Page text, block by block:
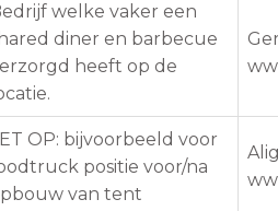
welke vaker een
diner en barbecue
heeft op de
OP: bijvoorbeeld voor
positie voor/na
van tent